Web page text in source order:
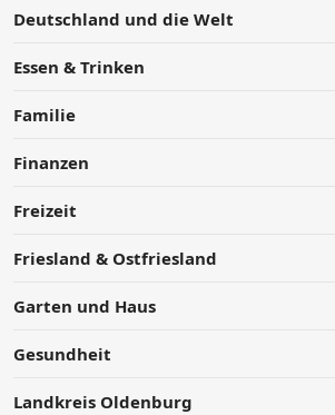
Deutschland und die Welt
Essen & Trinken
Familie
Finanzen
Freizeit
Friesland & Ostfriesland
Garten und Haus
Gesundheit
Landkreis Oldenburg